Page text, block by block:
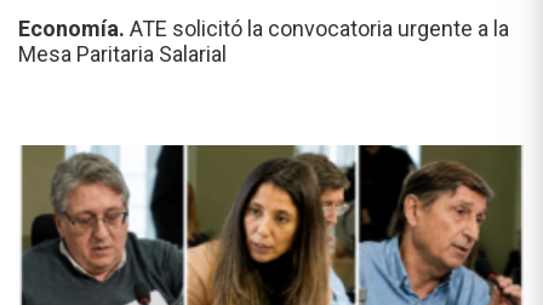
Economía. ATE solicitó la convocatoria urgente a la
Mesa Paritaria Salarial